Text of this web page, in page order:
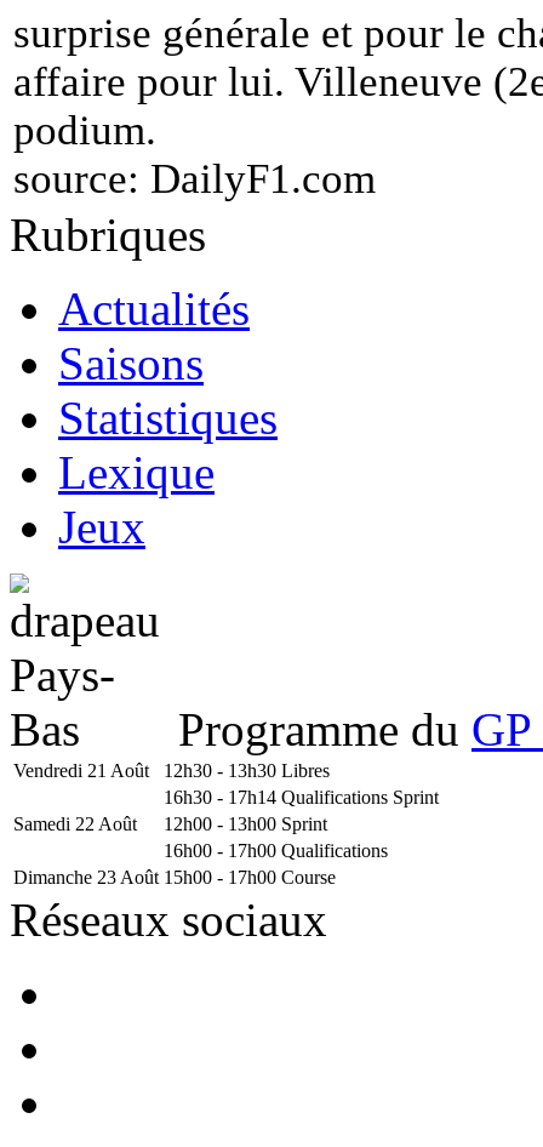
surprise générale et pour le
affaire pour lui. Villeneuve
podium.
source: DailyF1.com
Rubriques
Actualités
Saisons
Statistiques
Lexique
Jeux
Programme du
Vendredi 21 Août 12h30 - 13h30 Libres
16h30 - 17h14 Qualifications Sprint
Samedi 22 Août
12h00 - 13h00 Sprint
16h00 - 17h00 Qualifications
Dimanche 23 Août 15h00 - 17h00 Course
Réseaux sociaux